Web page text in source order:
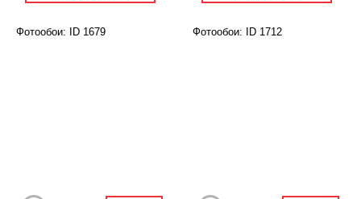
Фотообои: ID 1679 Фотообои: ID 1712